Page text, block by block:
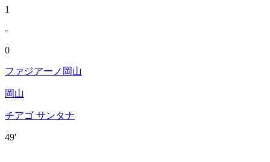
1
-
0
ファジアーノ岡山
岡山
チアゴ サンタナ
49'